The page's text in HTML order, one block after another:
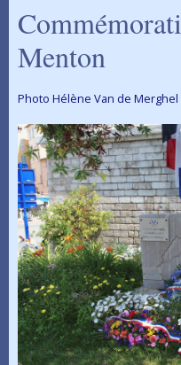
Menton
Photo Hélène Van de Merghel